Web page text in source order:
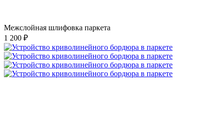
Межслойная шлифовка паркета
1 200 ₽